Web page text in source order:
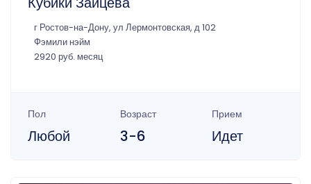
г Ростов-на-Дону, ул Лермонтовская, д 102
Фэмили нэйм
2920 руб. месяц
Пол
Любой
Возраст
3-6
Прием
Идет